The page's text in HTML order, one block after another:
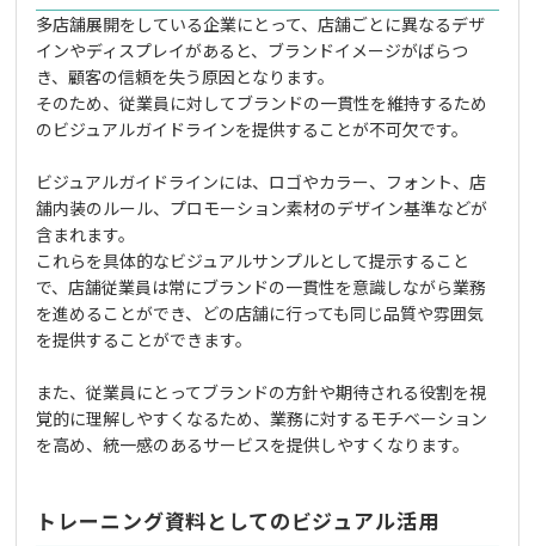
多店舗展開をしている企業にとって、店舗ごとに異なるデザ
インやディスプレイがあると、ブランドイメージがばらつ
き、顧客の信頼を失う原因となります。
そのため、従業員に対してブランドの一貫性を維持するため
のビジュアルガイドラインを提供することが不可欠です。
ビジュアルガイドラインには、ロゴやカラー、フォント、店
舗内装のルール、プロモーション素材のデザイン基準などが
含まれます。
これらを具体的なビジュアルサンプルとして提示すること
で、店舗従業員は常にブランドの一貫性を意識しながら業務
を進めることができ、どの店舗に行っても同じ品質や雰囲気
を提供することができます。
また、従業員にとってブランドの方針や期待される役割を視
覚的に理解しやすくなるため、業務に対するモチベーション
を高め、統一感のあるサービスを提供しやすくなります。
トレーニング資料としてのビジュアル活用